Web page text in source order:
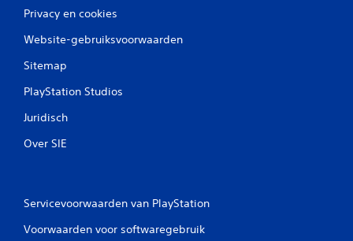
Privacy en cookies
Website-gebruiksvoorwaarden
Sitemap
PlayStation Studios
Juridisch
Over SIE
Servicevoorwaarden van PlayStation
Voorwaarden voor softwaregebruik